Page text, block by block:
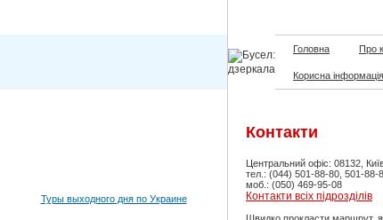
Головна Про
Корисна інформація
Туры выходного дня по Украине
Контакти
Центральний офіс: 08132,
тел.: (044) 501-88-80, 501-88-
моб.: (050) 469-95-08
Контакти всіх підрозділів